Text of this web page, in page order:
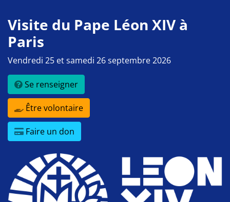
Visite du Pape Léon XIV à
Paris
Vendredi 25 et samedi 26 septembre 2026
Se renseigner
Être volontaire
Faire un don